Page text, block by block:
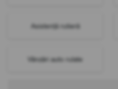
Asistență rutieră
Vânzări auto rulate